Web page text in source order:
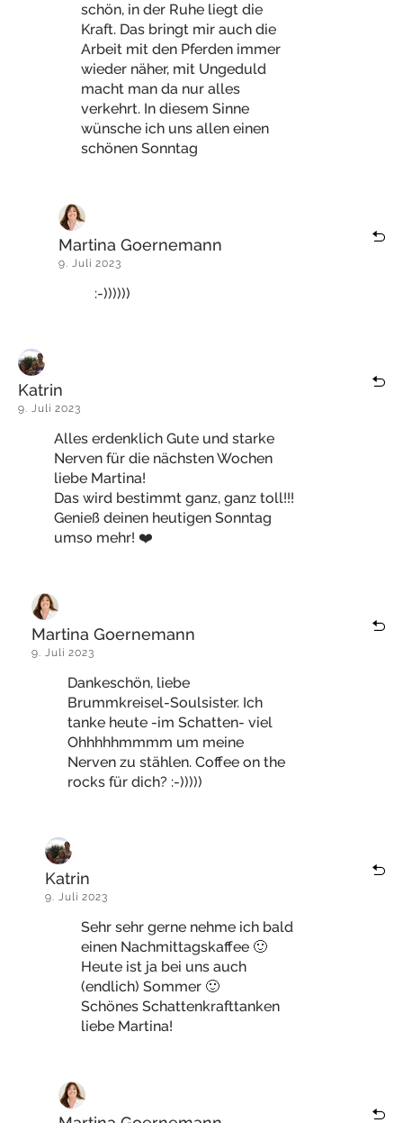
schön, in der Ruhe liegt die
Kraft. Das bringt mir auch die
Arbeit mit den Pferden immer
wieder näher, mit Ungeduld
macht man da nur alles
verkehrt. In diesem Sinne
wünsche ich uns allen einen
schönen Sonntag
Martina Goernemann
9. Juli 2023
:-))))))
Katrin
9. Juli 2023
Alles erdenklich Gute und starke
Nerven für die nächsten Wochen
liebe Martina!
Das wird bestimmt ganz, ganz toll!!!
Genieß deinen heutigen Sonntag
umso mehr! ❤️
Martina Goernemann
9. Juli 2023
Dankeschön, liebe
Brummkreisel-Soulsister. Ich
tanke heute -im Schatten- viel
Ohhhhhmmmm um meine
Nerven zu stählen. Coffee on the
rocks für dich? :-)))))
Katrin
9. Juli 2023
Sehr sehr gerne nehme ich bald
einen Nachmittagskaffee 🙂
Heute ist ja bei uns auch
(endlich) Sommer 🙂
Schönes Schattenkrafttanken
liebe Martina!